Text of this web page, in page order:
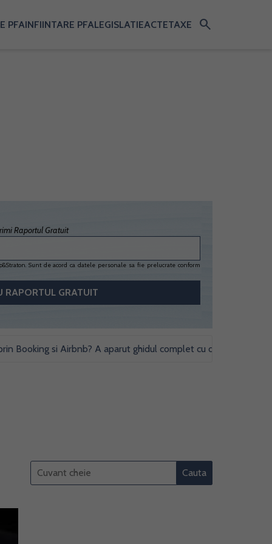
PFAINFIINTARE PFALEGISLATIEACTETAXE search
Raportul Gratuit
Sunt de acord ca datele personale sa fie prelucrate conform
si Airbnb? A aparut ghidul complet cu obligatii fiscale si